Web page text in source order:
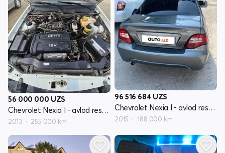
56 000 000 UZS
Chevrolet Nexia I - avlod restayling
2013 255 000 km
96 516 684 UZS
Chevrolet Nexia I - avlod restayling
2015 188 000 km